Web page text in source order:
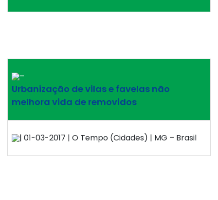
–
Urbanização de vilas e favelas não
melhora vida de removidos
| 01-03-2017 | O Tempo (Cidades) | MG – Brasil